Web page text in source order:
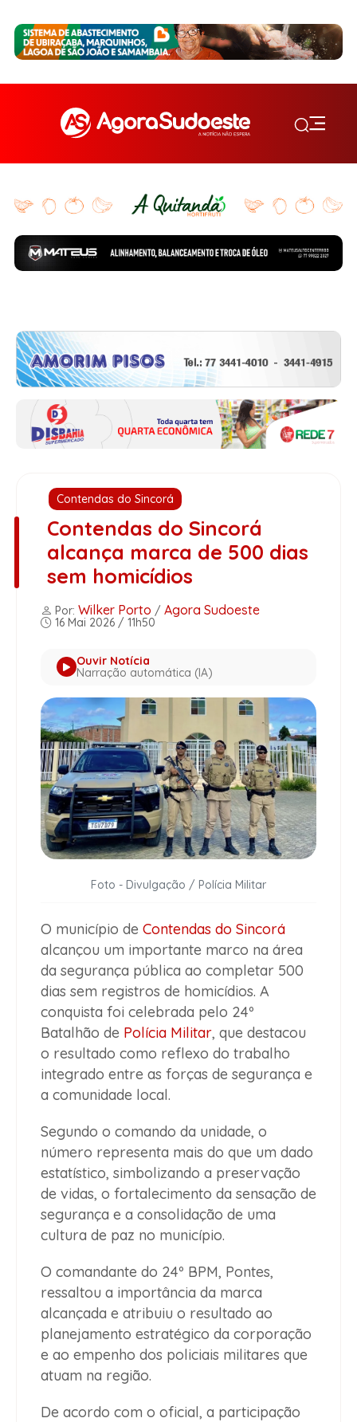
Contendas do Sincorá
Contendas do Sincorá
alcança marca de 500 dias
sem homicídios
Por: Wilker Porto / Agora Sudoeste
16 Mai 2026 / 11h50
Ouvir Notícia
Narração automática (IA)
Foto - Divulgação / Polícia Militar
O município de Contendas do Sincorá
alcançou um importante marco na área
da segurança pública ao completar 500
dias sem registros de homicídios. A
conquista foi celebrada pelo 24º
Batalhão de Polícia Militar, que destacou
o resultado como reflexo do trabalho
integrado entre as forças de segurança e
a comunidade local.
Segundo o comando da unidade, o
número representa mais do que um dado
estatístico, simbolizando a preservação
de vidas, o fortalecimento da sensação de
segurança e a consolidação de uma
cultura de paz no município.
O comandante do 24º BPM, Pontes,
ressaltou a importância da marca
alcançada e atribuiu o resultado ao
planejamento estratégico da corporação
e ao empenho dos policiais militares que
atuam na região.
De acordo com o oficial, a participação